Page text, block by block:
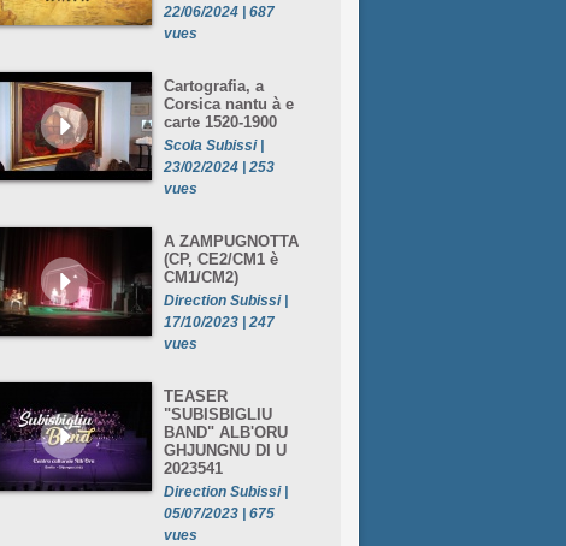
22/06/2024 | 687
vues
Cartografia, a
Corsica nantu à e
carte 1520-1900
Scola Subissi |
23/02/2024 | 253
vues
A ZAMPUGNOTTA
(CP, CE2/CM1 è
CM1/CM2)
Direction Subissi |
17/10/2023 | 247
vues
TEASER
"SUBISBIGLIU
BAND" ALB'ORU
GHJUNGNU DI U
2023541
Direction Subissi |
05/07/2023 | 675
vues